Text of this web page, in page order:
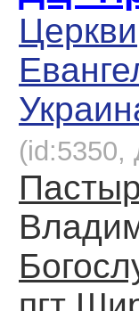
Церкви
(id:5350,